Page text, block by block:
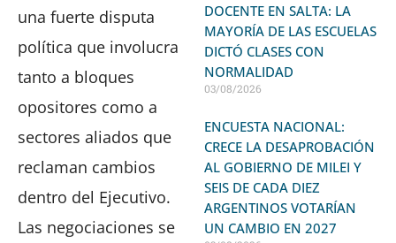
una fuerte disputa
política que involucra
tanto a bloques
opositores como a
sectores aliados que
reclaman cambios
dentro del Ejecutivo.
Las negociaciones se
DOCENTE EN SALTA: LA
MAYORÍA DE LAS ESCUELAS
DICTÓ CLASES CON
NORMALIDAD
03/08/2026
ENCUESTA NACIONAL:
CRECE LA DESAPROBACIÓN
AL GOBIERNO DE MILEI Y
SEIS DE CADA DIEZ
ARGENTINOS VOTARÍAN
UN CAMBIO EN 2027